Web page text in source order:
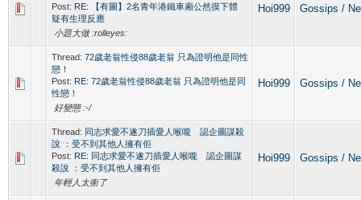
Post: RE: 【有圖】2名青年港鐵車廂公然摸下體
疑有生理反應
小題大做 :rolleyes:
Hoi999 Gossips /
Thread: 72歲老翁性侵88歲老翁 只為證明他是同性
戀！
Post: RE: 72歲老翁性侵88歲老翁 只為證明他是同
性戀！
好變態 :-/
Hoi999 Gossips /
Thread: 同志求愛不遂刀插愛人喉嚨 認企圖謀殺
說 ：受不到其他人擁有佢
Post: RE: 同志求愛不遂刀插愛人喉嚨 認企圖謀
殺說 ：受不到其他人擁有佢
年輕人太衝了
Hoi999 Gossips /